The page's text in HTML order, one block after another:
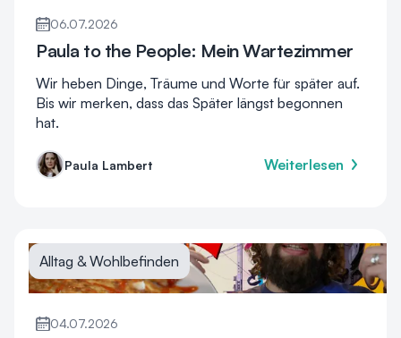
06.07.2026
Paula to the People: Mein Wartezimmer
Wir heben Dinge, Träume und Worte für später auf.
Bis wir merken, dass das Später längst begonnen
hat.
Paula Lambert Weiterlesen
Alltag & Wohlbefinden
04.07.2026